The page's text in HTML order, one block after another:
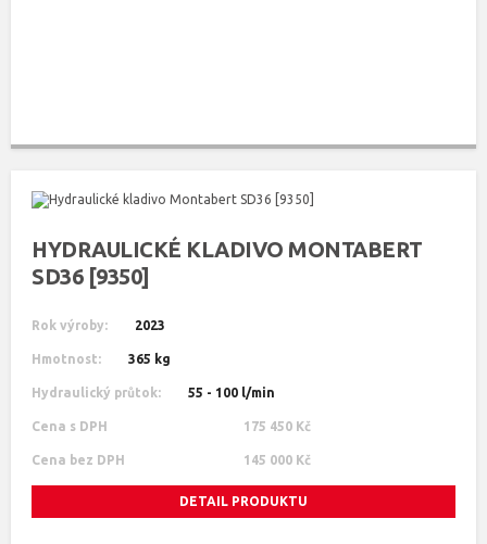
HYDRAULICKÉ KLADIVO MONTABERT
SD36 [9350]
Rok výroby: 2023
Hmotnost: 365 kg
Hydraulický průtok: 55 - 100 l/min
Cena s DPH 175 450 Kč
Cena bez DPH 145 000 Kč
DETAIL PRODUKTU